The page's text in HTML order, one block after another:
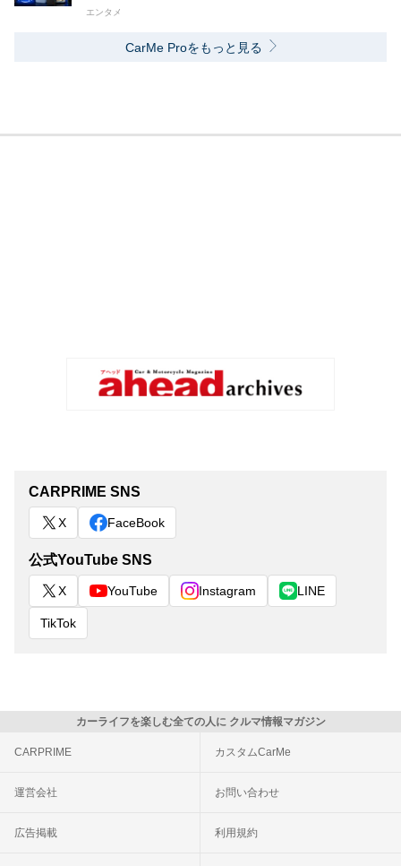
エンタメ
CarMe Proをもっと見る
CARPRIME SNS
X FaceBook
公式YouTube SNS
X YouTube Instagram LINE
TikTok
カーライフを楽しむ全ての人に クルマ情報マガジン
CARPRIME カスタムCarMe
運営会社 お問い合わせ
広告掲載 利用規約